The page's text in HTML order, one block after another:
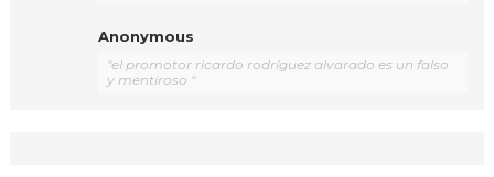
Anonymous
"el promotor ricardo rodríguez alvarado es un falso
y mentiroso "